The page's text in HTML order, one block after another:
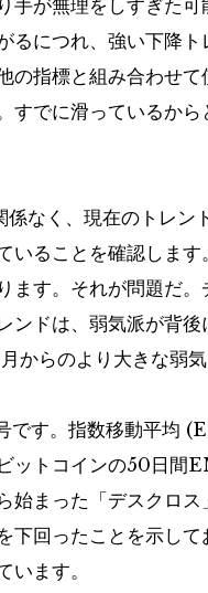
手が無理をしすぎた
るにつれ、強い下降
の指標と組み合わせ
すでに滑っているか
なく、現在のトレン
いることを確認しま
ます。それが問題だ
ドは、弱気派が背後
からのより大きな弱気
す。指数移動平均
ットコインの50日
始まった「デスクロ
下回ったことを示し
ます。